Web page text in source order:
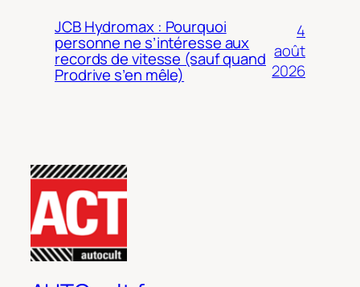
JCB Hydromax : Pourquoi
personne ne s’intéresse aux
records de vitesse (sauf quand
Prodrive s’en mêle)
4
août
2026